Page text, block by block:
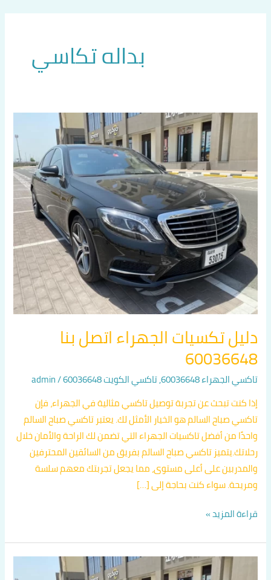
بداله تكاسي
دليل تكسيات الجهراء اتصل بنا
60036648
تاكسي الجهراء 60036648 ,تاكسي الكويت 60036648 /
admin
إذا كنت تبحث عن تجربة توصيل تاكسي مثالية في الجهراء، فإن
تاكسي صباح السالم هو الخيار الأمثل لك. يعتبر تاكسي صباح السالم
واحدًا من أفضل تاكسيات الجهراء التي تضمن لك الراحة والأمان خلال
رحلاتك.يتميز تاكسي صباح السالم بفريق من السائقين المحترفين
والمدربين على أعلى مستوى، مما يجعل تجربتك معهم سلسة
ومريحة. سواء كنت بحاجة إلى […]
تكسيات
الجهراء
اتصل
بنا
60036648
قراءة المزيد »
تاكسي